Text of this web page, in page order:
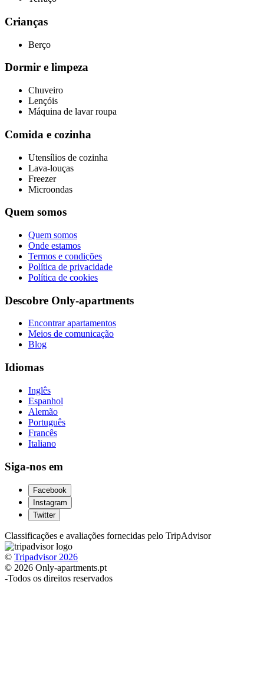
Crianças
Berço
Dormir e limpeza
Chuveiro
Lençóis
Máquina de lavar roupa
Comida e cozinha
Utensílios de cozinha
Lava-louças
Freezer
Microondas
Quem somos
Quem somos
Onde estamos
Termos e condições
Política de privacidade
Política de cookies
Descobre Only-apartments
Encontrar apartamentos
Meios de comunicação
Blog
Idiomas
Inglês
Espanhol
Alemão
Português
Francês
Italiano
Siga-nos em
Facebook
Instagram
Twitter
Classificações e avaliações fornecidas pelo TripAdvisor
© Tripadvisor 2026
© 2026 Only-apartments.pt
-Todos os direitos reservados